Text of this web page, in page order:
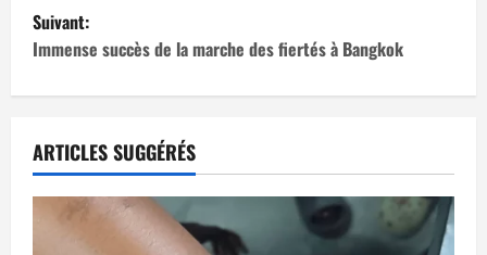
i
g
a
t
Suivant:
Immense succès de la marche des fiertés à Bangkok
ARTICLES SUGGÉRÉS